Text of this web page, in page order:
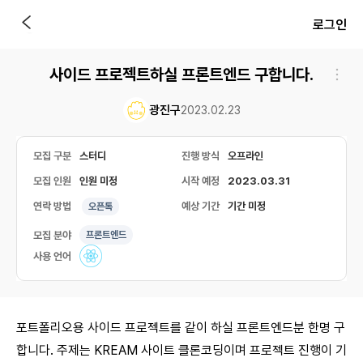
로그인
사이드 프로젝트하실 프론트엔드 구합니다.
광진구2023.02.23
모집 구분 스터디 진행 방식 오프라인
모집 인원 인원 미정 시작 예정 2023.03.31
연락 방법 오픈톡 예상 기간 기간 미정
모집 분야 프론트엔드
사용 언어
포트폴리오용 사이드 프로젝트를 같이 하실 프론트엔드분 한명 구
합니다. 주제는 KREAM 사이트 클론코딩이며 프로젝트 진행이 기